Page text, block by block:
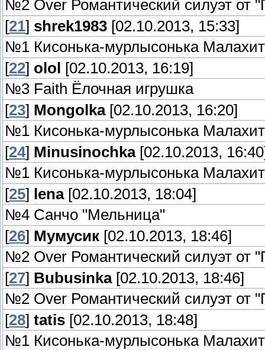
№2 Over Романтический силуэт от
[21] shrek1983 [02.10.2013, 15:33]
№1 Кисонька-мурлысонька
[22] olol
[02.10.2013, 16:19]
№3 Faith Ёлочная игрушка
[23] Mongolka[02.10.2013, 16:20]
№1 Кисонька-мурлысонька
[24] Minusinochka[02.10.2013,
№1 Кисонька-мурлысонька
[25] lena[02.10.2013, 18:04]
№4 Санчо "Мельница"
[26] Мумусик [02.10.2013, 18:46]
№2 Over Романтический силуэт от
[27] Bubusinka[02.10.2013, 18:46]
№2 Over Романтический силуэт от
[28] tatis [02.10.2013, 18:48]
№1 Кисонька-мурлысонька